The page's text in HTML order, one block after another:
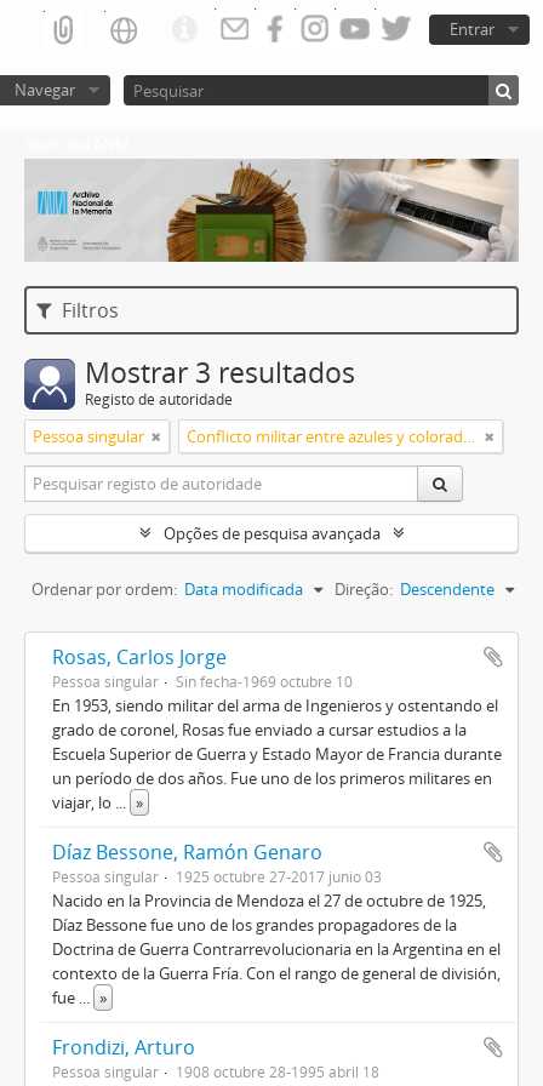
Entrar
Navegar
Filtros
Mostrar 3 resultados
Registo de autoridade
Pessoa singular Conflicto militar entre azules y colorados
Opções de pesquisa avançada
Ordenar por ordem: Data modificada Direção: Descendente
Rosas, Carlos Jorge
Pessoa singular Sin fecha-1969 octubre 10
En 1953, siendo militar del arma de Ingenieros y ostentando el
grado de coronel, Rosas fue enviado a cursar estudios a la
Escuela Superior de Guerra y Estado Mayor de Francia durante
un período de dos años. Fue uno de los primeros militares en
viajar, lo ... »
Díaz Bessone, Ramón Genaro
Pessoa singular 1925 octubre 27-2017 junio 03
Nacido en la Provincia de Mendoza el 27 de octubre de 1925,
Díaz Bessone fue uno de los grandes propagadores de la
Doctrina de Guerra Contrarrevolucionaria en la Argentina en el
contexto de la Guerra Fría. Con el rango de general de división,
fue ... »
Frondizi, Arturo
Pessoa singular 1908 octubre 28-1995 abril 18